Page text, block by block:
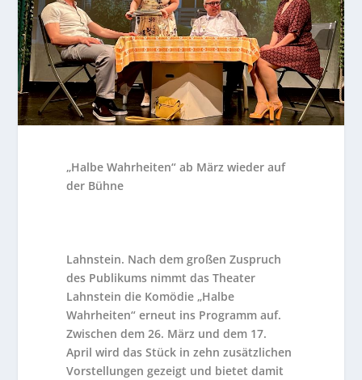
„Halbe Wahrheiten“ ab März wieder auf
der Bühne
Lahnstein. Nach dem großen Zuspruch
des Publikums nimmt das Theater
Lahnstein die Komödie „Halbe
Wahrheiten“ erneut ins Programm auf.
Zwischen dem 26. März und dem 17.
April wird das Stück in zehn zusätzlichen
Vorstellungen gezeigt und bietet damit